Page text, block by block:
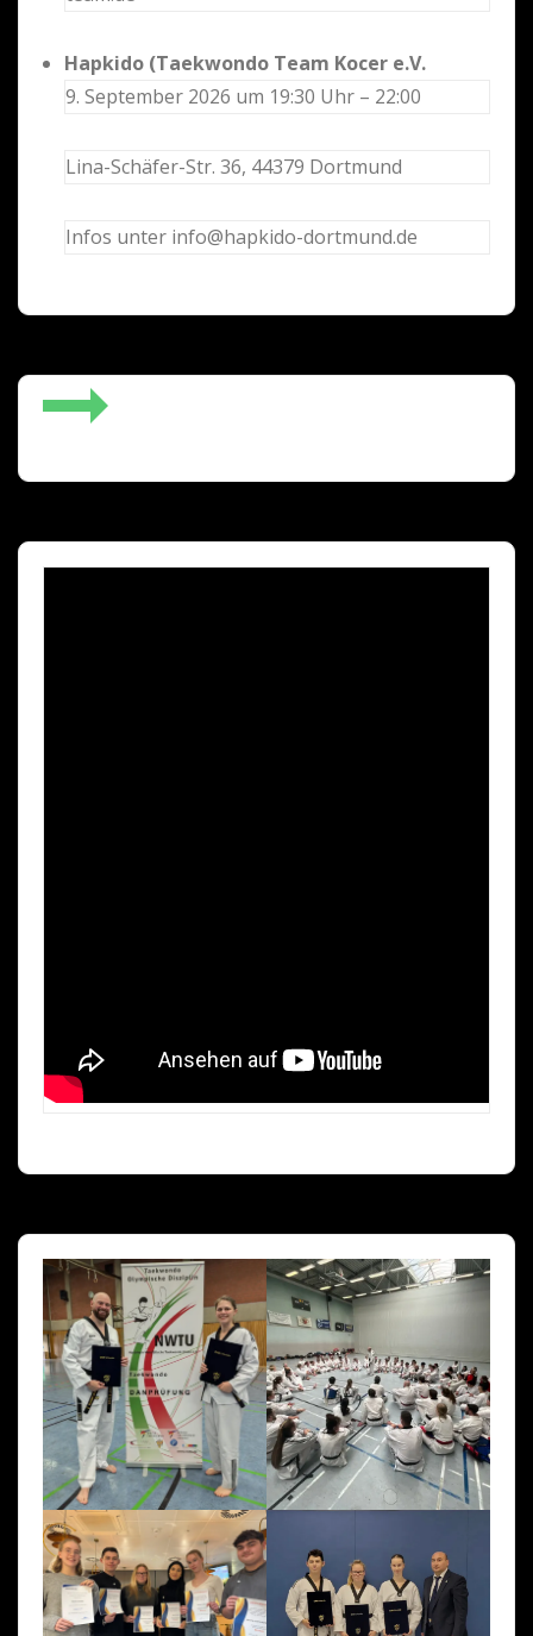
Hapkido (Taekwondo Team Kocer e.V.
9. September 2026 um 19:30 Uhr – 22:00
Lina-Schäfer-Str. 36, 44379 Dortmund
Infos unter info@hapkido-dortmund.de